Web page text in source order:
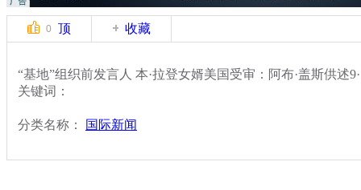
0 顶 收藏
“基地”组织前发言人 本·拉登女婿美国受审：阿布·盖斯供述
关键词：
分类名称： 国际新闻